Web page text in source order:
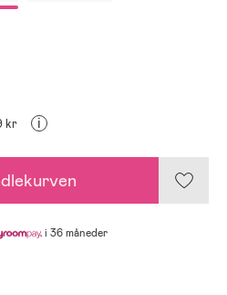
kr i
i 36 måneder